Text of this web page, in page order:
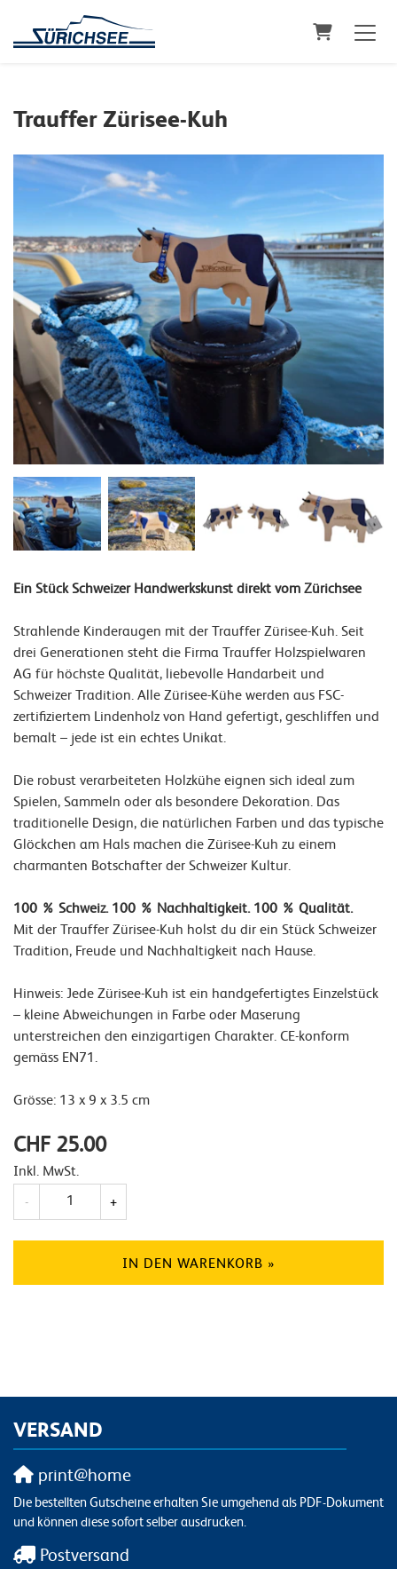
Warenkorb
Trauffer Zürisee-Kuh
Ein Stück Schweizer Handwerkskunst direkt vom Zürichsee
Strahlende Kinderaugen mit der Trauffer Zürisee-Kuh Seit
drei Generationen steht die Firma Trauffer Holzspielwaren
AG für höchste Qualität, liebevolle Handarbeit und
Schweizer Tradition. Alle Zürisee-Kühe werden aus FSC-
zertifiziertem Lindenholz von Hand gefertigt, geschliffen und
bemalt – jede ist ein echtes Unikat.
Die robust verarbeiteten Holzkühe eignen sich ideal zum
Spielen, Sammeln oder als besondere Dekoration. Das
traditionelle Design, die natürlichen Farben und das typische
Glöckchen am Hals machen die Zürisee-Kuh zu einem
charmanten Botschafter der Schweizer Kultur.
100 % Schweiz. 100 % Nachhaltigkeit. 100 % Qualität.
Mit der Trauffer Zürisee-Kuh holst du dir ein Stück Schweizer
Tradition, Freude und Nachhaltigkeit nach Hause.
Hinweis: Jede Zürisee-Kuh ist ein handgefertigtes Einzelstück
– kleine Abweichungen in Farbe oder Maserung
unterstreichen den einzigartigen Charakter. CE-konform
gemäss EN71.
Grösse: 13 x 9 x 3.5 cm
CHF 25.00
Inkl. MwSt.
Anzahl
- +
IN DEN WARENKORB »
VERSAND
print@home
Die bestellten Gutscheine erhalten Sie umgehend als PDF-Dokument
und können diese sofort selber ausdrucken.
Postversand